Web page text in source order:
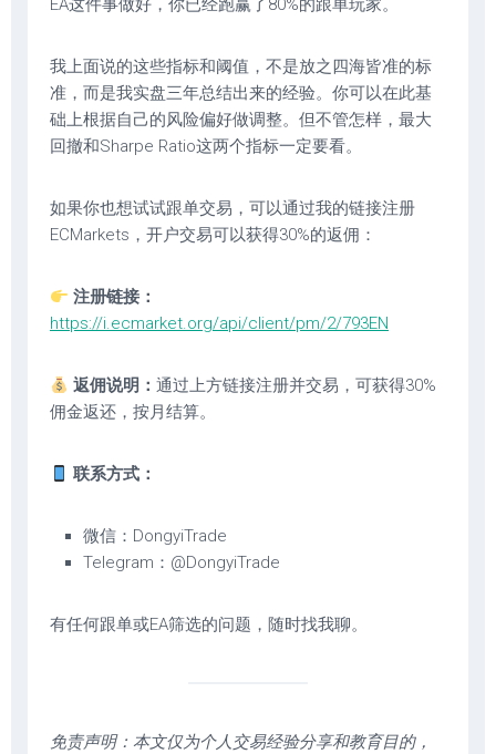
EA这件事做好，你已经跑赢了80%的跟单玩家。
我上面说的这些指标和阈值，不是放之四海皆准的标
准，而是我实盘三年总结出来的经验。你可以在此基
础上根据自己的风险偏好做调整。但不管怎样，最大
回撤和Sharpe Ratio这两个指标一定要看。
如果你也想试试跟单交易，可以通过我的链接注册
ECMarkets，开户交易可以获得30%的返佣：
注册链接：
https://i.ecmarket.org/api/client/pm/2/793EN
返佣说明：通过上方链接注册并交易，可获得30%
佣金返还，按月结算。
联系方式：
微信：DongyiTrade
Telegram：@DongyiTrade
有任何跟单或EA筛选的问题，随时找我聊。
免责声明：本文仅为个人交易经验分享和教育目的，